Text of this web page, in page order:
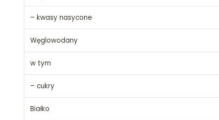
– kwasy nasycone
Węglowodany
w tym
– cukry
Białko